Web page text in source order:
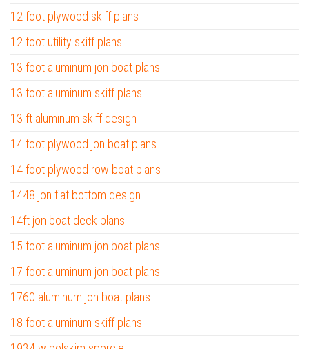
12 foot plywood skiff plans
12 foot utility skiff plans
13 foot aluminum jon boat plans
13 foot aluminum skiff plans
13 ft aluminum skiff design
14 foot plywood jon boat plans
14 foot plywood row boat plans
1448 jon flat bottom design
14ft jon boat deck plans
15 foot aluminum jon boat plans
17 foot aluminum jon boat plans
1760 aluminum jon boat plans
18 foot aluminum skiff plans